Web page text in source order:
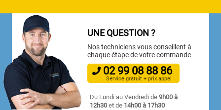
UNE QUESTION ?
Nos techniciens vous conseillent à
chaque étape de votre commande
02 99 08 88 86
Service gratuit + prix appel
Du Lundi au Vendredi de9h00 à
12h30 et de 14h00 à 17h30